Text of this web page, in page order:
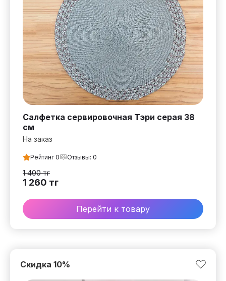
Салфетка сервировочная Тэри серая 38
см
На заказ
Рейтинг 0 Отзывы: 0
1 400тг
1 260 тг
Перейти к товару
Скидка 10%